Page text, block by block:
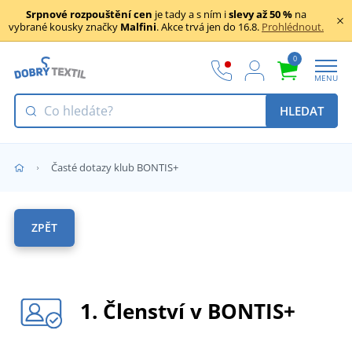
Srpnové rozpouštění cen je tady a s ním islevy až 50 % na
vybrané kousky značky Malfini. Akce trvá jen do 16.8. Prohlédnout.
0
MENU
HLEDAT
Časté dotazy klub BONTIS+
ZPĚT
1. Členství v BONTIS+